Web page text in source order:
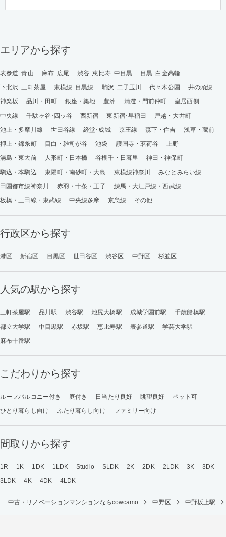
エリアから探す
表参道･青山 麻布･広尾 渋谷･恵比寿･中目黒
目黒･白金高輪
下北沢･三軒茶屋
東横線･目黒線 駒沢･二子玉川 代々木公園
井の頭線
神楽坂
品川・田町 銀座・築地 豊洲 清澄・門前仲町
皇居西側
中央線
千駄ヶ谷･四ッ谷 西新宿 東新宿･早稲田
戸越・大井町
池上・多摩川線
世田谷線 経堂･成城 京王線 森下・住吉
浅草・蔵前
押上・錦糸町
目白・雑司が谷 池袋 護国寺・茗荷谷
上野
湯島・東大前
人形町・日本橋 谷根千・日暮里
神田・神保町
駒込・本駒込
東陽町・南砂町・大島 東横線神奈川
みなとみらい線
田園都市線神奈川
赤羽・十条・王子
練馬・大江戸線・西武線
板橋・三田線・東武線
中央線多摩 京急線 その他
行政区から探す
港区 新宿区 目黒区 世田谷区 渋谷区 中野区 杉並区
人気の駅から探す
三軒茶屋駅 品川駅 渋谷駅 池尻大橋駅 成城学園前駅
千歳船橋駅
都立大学駅
中目黒駅 赤坂駅 恵比寿駅 表参道駅
学芸大学駅
麻布十番駅
こだわりから探す
ルーフバルコニー付き 庭付き 日当たり良好 眺望良好
ペット可
ひとり暮らし向け
ふたり暮らし向け ファミリー向け
間取りから探す
1R 1K 1DK 1LDK Studio SLDK 2K 2DK 2LDK 3K
3DK
3LDK
4K 4DK 4LDK
中古・リノベーションマンションならcowcamo 中野区 中野坂上駅